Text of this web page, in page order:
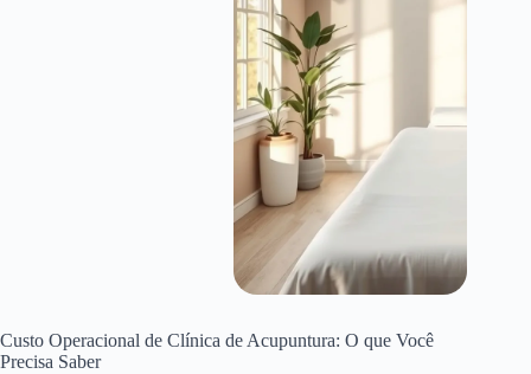
Custo Operacional de Clínica de Acupuntura: O que Você
Precisa Saber